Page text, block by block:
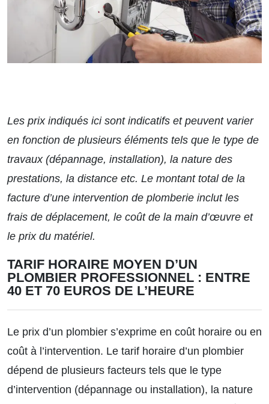
Les prix indiqués ici sont indicatifs et peuvent varier
en fonction de plusieurs éléments tels que le type de
travaux (dépannage, installation), la nature des
prestations, la distance etc. Le montant total de la
facture d’une intervention de plomberie inclut les
frais de déplacement, le coût de la main d’œuvre et
le prix du matériel.
TARIF HORAIRE MOYEN D’UN
PLOMBIER PROFESSIONNEL : ENTRE
40 ET 70 EUROS DE L’HEURE
Le prix d’un plombier s’exprime en coût horaire ou en
coût à l’intervention. Le tarif horaire d’un plombier
dépend de plusieurs facteurs tels que le type
d’intervention (dépannage ou installation), la nature